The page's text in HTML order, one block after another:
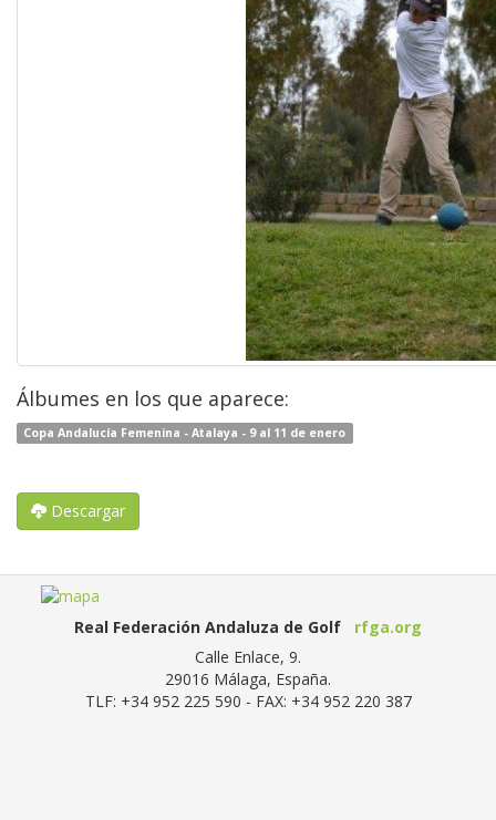
Álbumes en los que aparece:
Copa Andalucía Femenina - Atalaya - 9 al 11 de enero
Descargar
Real Federación Andaluza de Golf
rfga.org
Calle Enlace, 9.
29016 Málaga, España.
TLF: +34 952 225 590 - FAX: +34 952 220 387